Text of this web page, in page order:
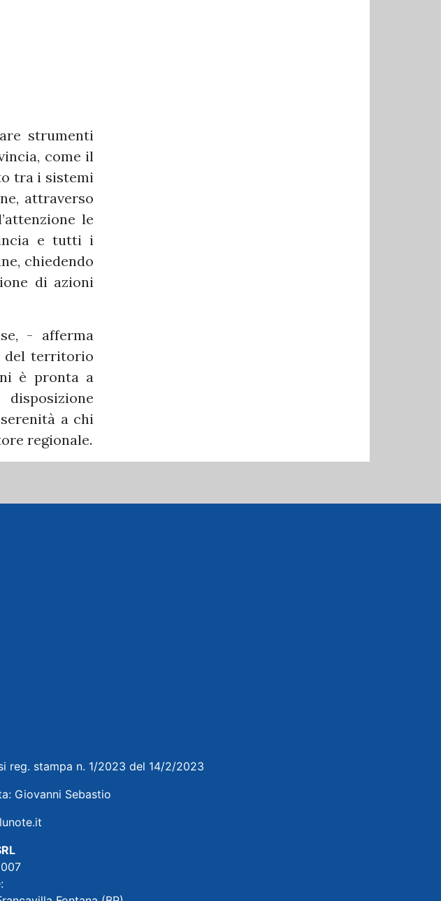
strumenti
come il
tra i sistemi
attraverso
le
e tutti i
chiedendo
di azioni
- afferma
del territorio
è pronta a
a chi
regionale.
reg. stampa n. 1/2023 del 14/2/2023
Giovanni Sebastio